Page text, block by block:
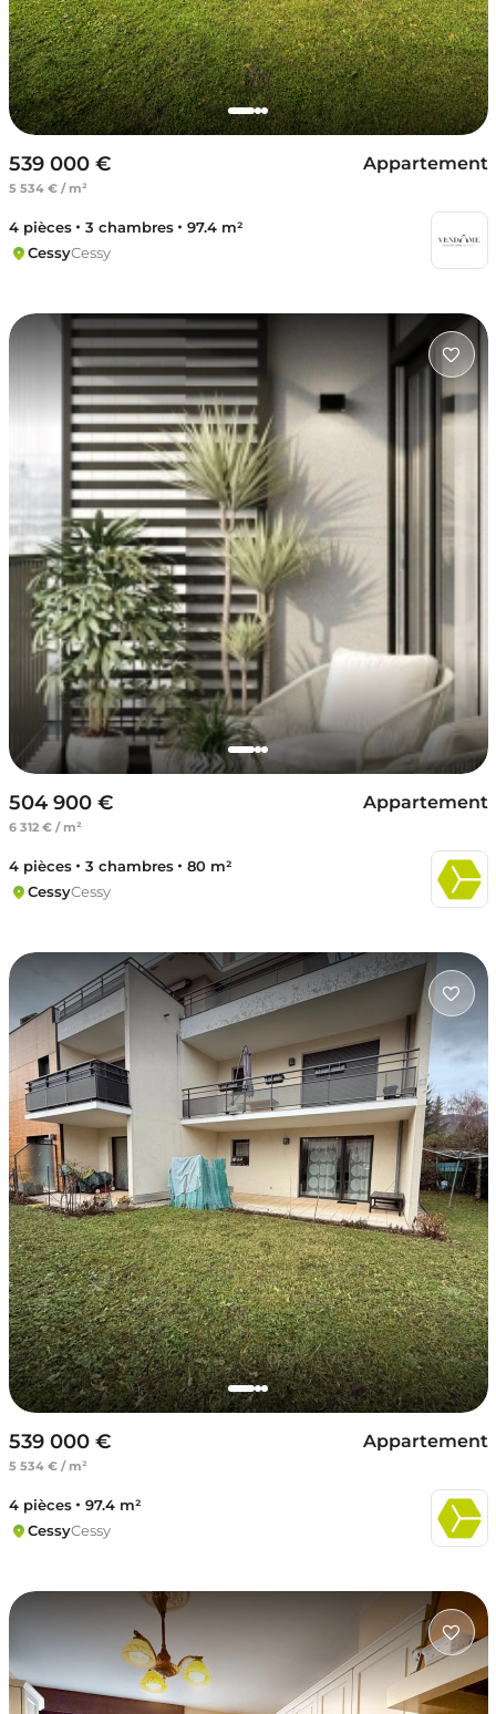
539 000 €
5 534 € / m²
Appartement
4 pièces 3 chambres
97.4 m²
CessyCessy
504 900 €
6 312 € / m²
Appartement
4 pièces 3 chambres
80 m²
CessyCessy
539 000 €
5 534 € / m²
Appartement
4 pièces
97.4 m²
CessyCessy